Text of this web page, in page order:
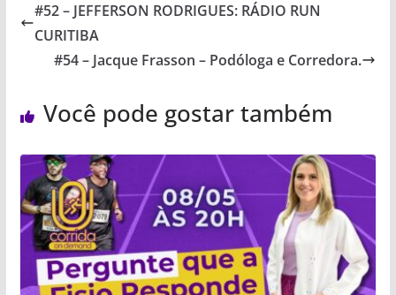
#52 – JEFFERSON RODRIGUES: RÁDIO RUN
CURITIBA
#54 – Jacque Frasson – Podóloga e Corredora.
Você pode gostar também